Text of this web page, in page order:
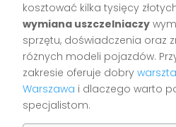
kosztować kilka tysięcy
wymiana uszczelniaczy
sprzętu, doświadczenia oraz
różnych modeli pojazdów.
zakresie oferuje dobry
Warszawa i dlaczego warto
specjalistom.